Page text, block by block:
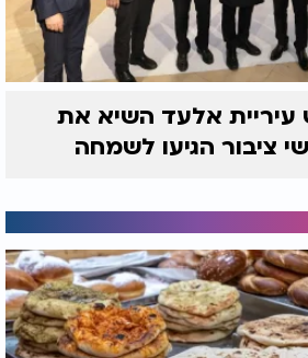
אלעד השיא את
ציבור הגיעו לשמחה